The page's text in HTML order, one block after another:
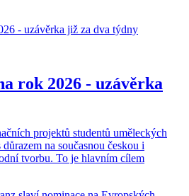
rok 2026 - uzávěrka
projektů studentů uměleckých
na současnou českou i
tvorbu. To je hlavním cílem